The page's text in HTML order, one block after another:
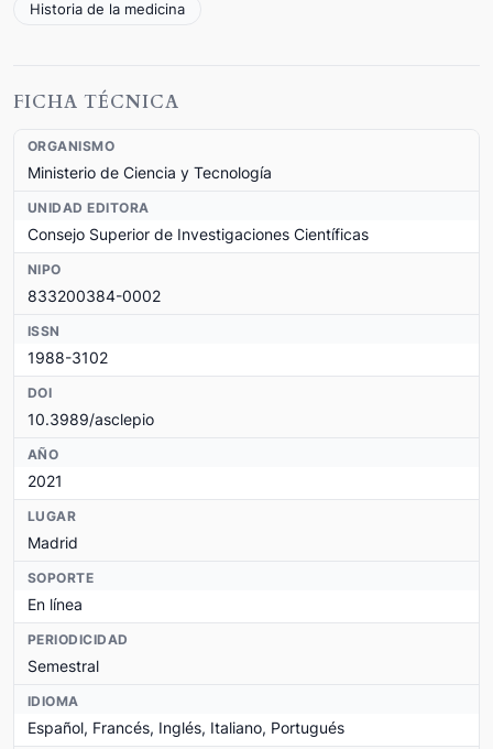
Historia de la medicina
FICHA TÉCNICA
ORGANISMO
Ministerio de Ciencia y Tecnología
UNIDAD EDITORA
Consejo Superior de Investigaciones Científicas
NIPO
833200384-0002
ISSN
1988-3102
DOI
10.3989/asclepio
AÑO
2021
LUGAR
Madrid
SOPORTE
En línea
PERIODICIDAD
Semestral
IDIOMA
Español, Francés, Inglés, Italiano, Portugués